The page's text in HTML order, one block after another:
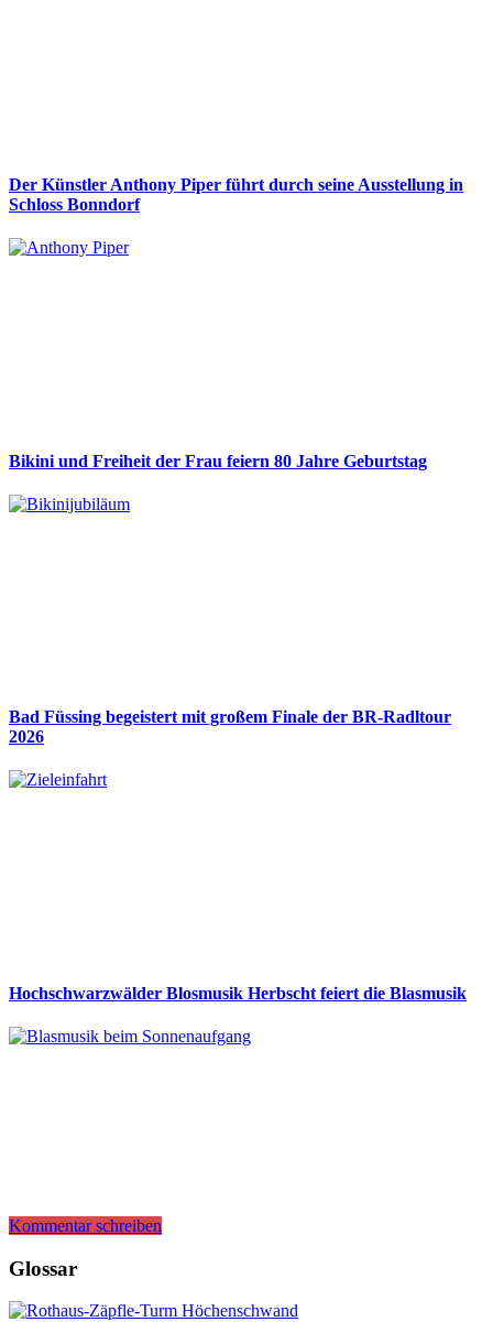
Der Künstler Anthony Piper führt durch seine Ausstellung in
Schloss Bonndorf
Bikini und Freiheit der Frau feiern 80 Jahre Geburtstag
Bad Füssing begeistert mit großem Finale der BR-Radltour
2026
Hochschwarzwälder Blosmusik Herbscht feiert die Blasmusik
Kommentar schreiben
Glossar